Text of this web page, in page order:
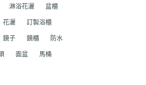
淋浴花灑 盆櫃
花灑 訂製浴櫃
鏡子 鏡櫃 防水
面盆 馬桶